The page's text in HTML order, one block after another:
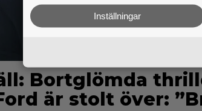
Bortglömda
är stolt över:
Inställningar